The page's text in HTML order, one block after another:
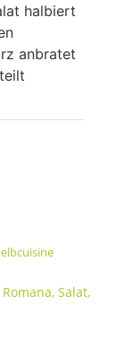
halbiert
anbratet
elbcuisine
Romana, Salat,